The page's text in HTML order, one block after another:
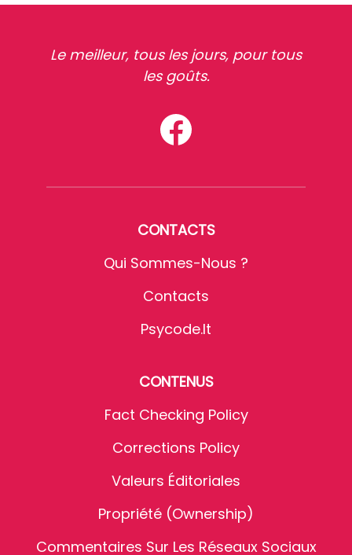
Le meilleur, tous les jours, pour tous
les goûts.
CONTACTS
Qui Sommes-Nous ?
Contacts
Psycode.it
CONTENUS
Fact Checking Policy
Corrections Policy
Valeurs Éditoriales
Propriété (Ownership)
Commentaires Sur Les Réseaux Sociaux